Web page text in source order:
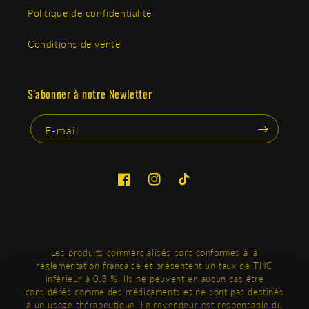
marché CBD, sélectionnées pour leur efficacité et leur
aux exigences du terrain.
Notre objectif est simple : vous aider à vendre plus, avec moins
de risque, et construire une activité stable et performante sur le
Politique de confidentialité
Conditions de vente
S'abonner à notre Newletter
E-mail
FacebookInstagramTikTok
Les produits commercialisés sont conformes à la
réglementation française et présentent un taux de THC
inférieur à 0,3 %. Ils ne peuvent en aucun cas être
considérés comme des médicaments et ne sont pas destinés
à un usage thérapeutique. Le revendeur est responsable du